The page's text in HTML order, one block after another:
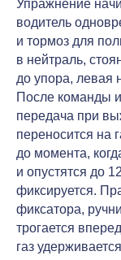
Упражнение
водитель
и тормоз для
в нейтраль,
до упора, левая
После команды
передача при
переносится на
до момента,
и опустятся до
фиксируется.
фиксатора,
трогается
газ